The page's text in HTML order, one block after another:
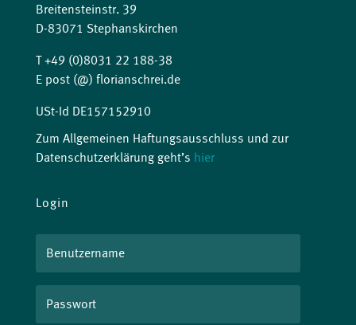
Breitensteinstr. 39
D-83071 Stephanskirchen
T +49 (0)8031 22 188-38
E post (@) florianschrei.de
USt-Id DE157152910
Zum Allgemeinen Haftungsausschluss und zur
Datenschutzerklärung geht’s hier
Login